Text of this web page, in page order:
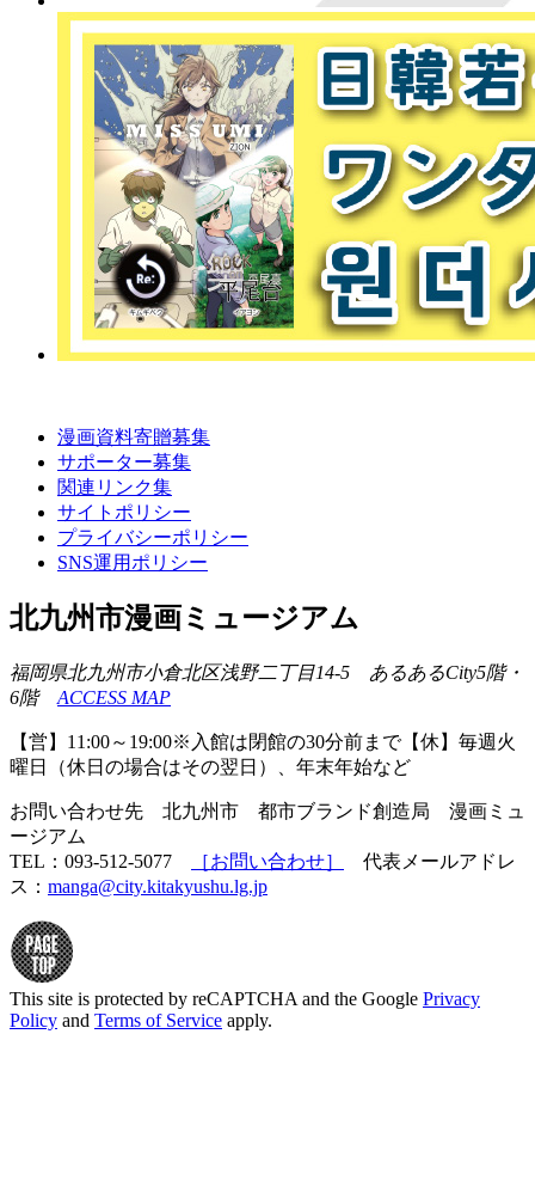
漫画資料寄贈募集
サポーター募集
関連リンク集
サイトポリシー
プライバシーポリシー
SNS運用ポリシー
北九州市漫画ミュージアム
福岡県北九州市小倉北区浅野二丁目14-5 あるあるCity5階・
6階 ACCESS MAP
【営】11:00～19:00※入館は閉館の30分前まで【休】毎週火
曜日（休日の場合はその翌日）、年末年始など
お問い合わせ先 北九州市 都市ブランド創造局 漫画ミュ
ージアム
TEL：093-512-5077
［お問い合わせ］
代表メールアドレ
ス： manga@city.kitakyushu.lg.jp
This site is protected by reCAPTCHA and the Google Privacy
Policy and Terms of Service apply.